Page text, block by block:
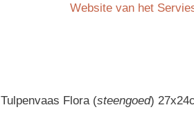
Website van het
Tulpenvaas Flora (steengoed)